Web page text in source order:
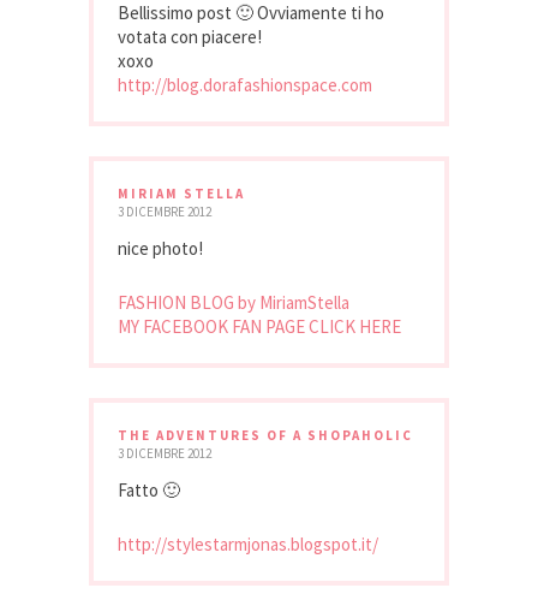
Bellissimo post 🙂 Ovviamente ti ho
votata con piacere!
xoxo
http://blog.dorafashionspace.com
MIRIAM STELLA
3 DICEMBRE 2012
nice photo!
FASHION BLOG by MiriamStella
MY FACEBOOK FAN PAGE CLICK HERE
THE ADVENTURES OF A SHOPAHOLIC
3 DICEMBRE 2012
Fatto 🙂
http://stylestarmjonas.blogspot.it/